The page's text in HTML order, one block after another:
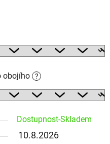
obojího ?
Dostupnost-Skladem
10.8.2026